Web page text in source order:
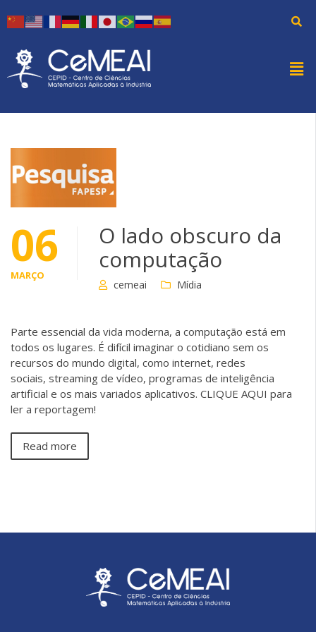
06
MARÇO
O lado obscuro da
computação
cemeai Mídia
Parte essencial da vida moderna, a computação está em
todos os lugares. É difícil imaginar o cotidiano sem os
recursos do mundo digital, como internet, redes
sociais, streaming de vídeo, programas de inteligência
artificial e os mais variados aplicativos. CLIQUE AQUI para
ler a reportagem!
Read more